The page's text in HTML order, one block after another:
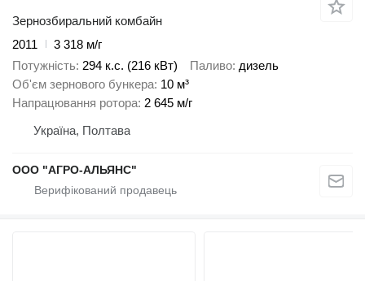
Зернозбиральний комбайн
2011
3 318 м/г
Потужність 294 к.с. (216 кВт) Паливо дизель
Об'єм зернового бункера 10 м³
Напрацювання ротора 2 645 м/г
Україна, Полтава
ООО "АГРО-АЛЬЯНС"